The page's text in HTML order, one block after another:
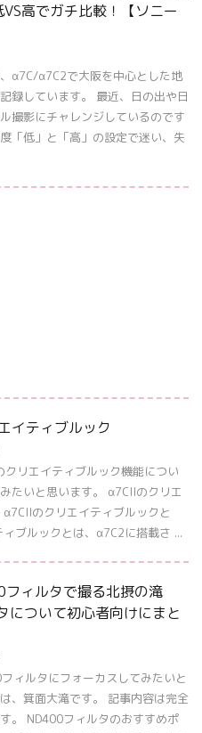
高でガチ比較！【ソニー
α7C/α7C2で大阪を中心とした地
録しています。 最近、日の出や日
撮影にチャレンジしているのです
「低」と「高」の設定で迷い、失
イティブルック
クリエイティブルック機能につい
たいと思います。 α7CIIのクリエ
のクリエイティブルックと
ブルックとは、α7C2に搭載さ ...
ィルタで撮る北摂の滝
について初心者向けにまと
ィルタにフォーカスしてみたいと
、箕面大滝です。 記事内容は完全
。 ND400フィルタのおすすめポ